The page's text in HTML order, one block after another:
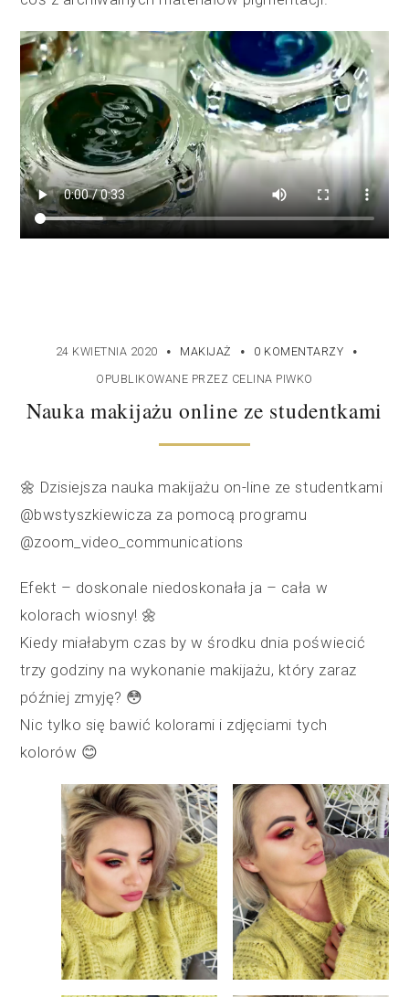
24 KWIETNIA 2020 · MAKIJAŻ · 0 KOMENTARZY ·
OPUBLIKOWANE PRZEZ CELINA PIWKO
Nauka makijażu online ze studentkami
🌼 Dzisiejsza nauka makijażu on-line ze studentkami
@bwstyszkiewicza za pomocą programu
@zoom_video_communications
Efekt – doskonale niedoskonała ja – cała w
kolorach wiosny! 🌼
Kiedy miałabym czas by w środku dnia poświecić
trzy godziny na wykonanie makijażu, który zaraz
później zmyję? 😳
Nic tylko się bawić kolorami i zdjęciami tych
kolorów 😊